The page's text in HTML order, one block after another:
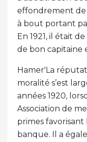
effondrement
à bout portant
En 1921, il était
de bon capitaine
Hamer'La
moralité s’est
années 1920,
Association de
primes
banque. Il a